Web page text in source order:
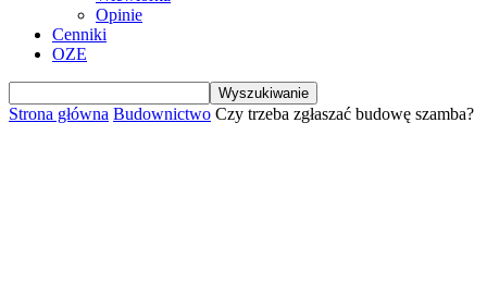
Opinie
Cenniki
OZE
Strona główna Budownictwo Czy trzeba zgłaszać budowę szamba?